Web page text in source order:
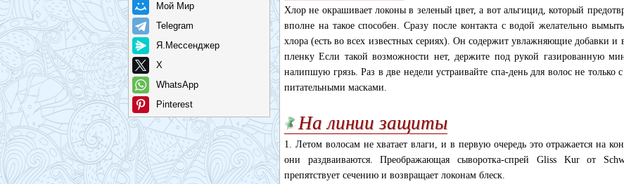
Мой Мир
Telegram
Я.Мессенджер
X
WhatsApp
Pinterest
Хлор не окрашивает локоны в зеленый цвет, а вот альгицид, который
вполне на такое способен. Сразу после контакта с водой желательно
хлора (есть во всех известных сериях). Он содержит увлажняющие добавки
пленку Если такой возможности нет, держите под рукой газированную
налипшую грязь. Раз в две недели устраивайте спа-день для волос не
питательными масками.
На линии защиты
1. Летом волосам не хватает влаги, и в первую очередь это отражается на
они раздваиваются. Преображающая сыворотка-спрей Gliss Kur от
препятствует сечению и возвращает локонам блеск.